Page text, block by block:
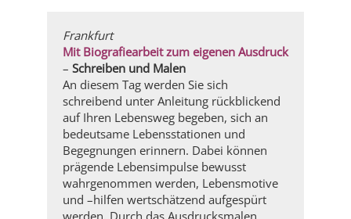
Frankfurt
Mit Biografiearbeit zum eigenen Ausdruck
– Schreiben und Malen
An diesem Tag werden Sie sich
schreibend unter Anleitung rückblickend
auf Ihren Lebensweg begeben, sich an
bedeutsame Lebensstationen und
Begegnungen erinnern. Dabei können
prägende Lebensimpulse bewusst
wahrgenommen werden, Lebensmotive
und –hilfen wertschätzend aufgespürt
werden. Durch das Ausdrucksmalen